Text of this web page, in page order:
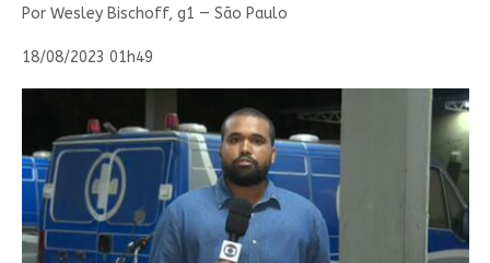
Por Wesley Bischoff, g1 — São Paulo
18/08/2023 01h49